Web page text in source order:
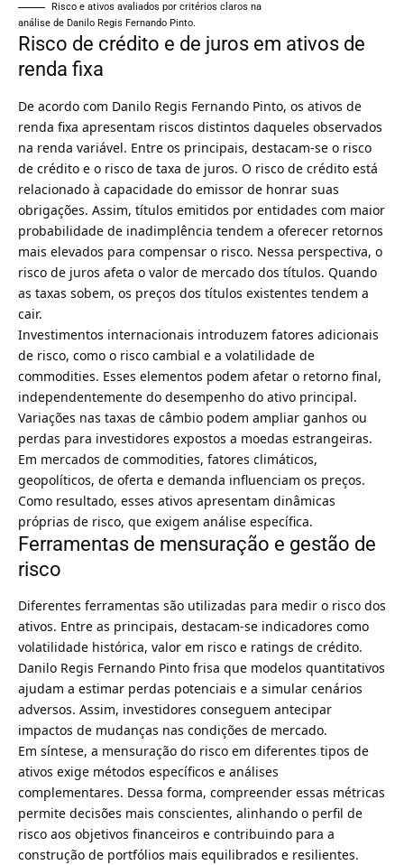
Risco e ativos avaliados por critérios claros na
análise de Danilo Regis Fernando Pinto.
Risco de crédito e de juros em ativos de
renda fixa
De acordo com Danilo Regis Fernando Pinto, os ativos de
renda fixa apresentam riscos distintos daqueles observados
na renda variável. Entre os principais, destacam-se o risco
de crédito e o risco de taxa de juros. O risco de crédito está
relacionado à capacidade do emissor de honrar suas
obrigações. Assim, títulos emitidos por entidades com maior
probabilidade de inadimplência tendem a oferecer retornos
mais elevados para compensar o risco. Nessa perspectiva, o
risco de juros afeta o valor de mercado dos títulos. Quando
as taxas sobem, os preços dos títulos existentes tendem a
cair.
Investimentos internacionais introduzem fatores adicionais
de risco, como o risco cambial e a volatilidade de
commodities. Esses elementos podem afetar o retorno final,
independentemente do desempenho do ativo principal.
Variações nas taxas de câmbio podem ampliar ganhos ou
perdas para investidores expostos a moedas estrangeiras.
Em mercados de commodities, fatores climáticos,
geopolíticos, de oferta e demanda influenciam os preços.
Como resultado, esses ativos apresentam dinâmicas
próprias de risco, que exigem análise específica.
Ferramentas de mensuração e gestão de
risco
Diferentes ferramentas são utilizadas para medir o risco dos
ativos. Entre as principais, destacam-se indicadores como
volatilidade histórica, valor em risco e ratings de crédito.
Danilo Regis Fernando Pinto frisa que modelos quantitativos
ajudam a estimar perdas potenciais e a simular cenários
adversos. Assim, investidores conseguem antecipar
impactos de mudanças nas condições de mercado.
Em síntese, a mensuração do risco em diferentes tipos de
ativos exige métodos específicos e análises
complementares. Dessa forma, compreender essas métricas
permite decisões mais conscientes, alinhando o perfil de
risco aos objetivos financeiros e contribuindo para a
construção de portfólios mais equilibrados e resilientes.